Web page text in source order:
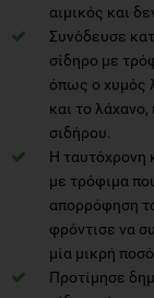
αιμικός και
Συνόδευσε
σίδηρο με
όπως ο χυμός
και το
σιδήρου.
Η ταυτόχρονη
με τρόφιμα
απορρόφηση
φρόντισε να
μία μικρή
Προτίμησε